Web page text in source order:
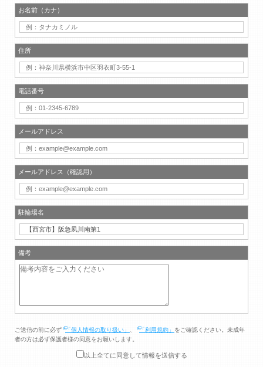
お名前（カナ）
住所
電話番号
メールアドレス
メールアドレス（確認用）
駐輪場名
備考
ご送信の前に必ず 「個人情報の取り扱い」 「利用規約」 をご確認ください。未成年
者の方は必ず保護者様の同意をお願いします。
以上全てに同意して情報を送信する